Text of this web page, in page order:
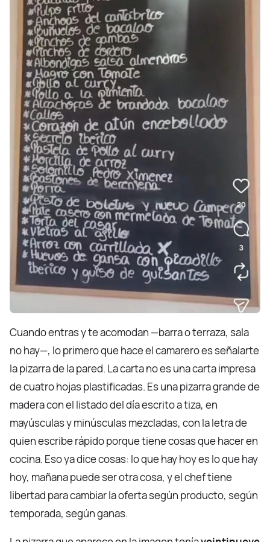
Cuando entras y te acomodan —barra o terraza, sala
no hay—, lo primero que hace el camarero es señalarte
la pizarra de la pared. La carta no es una carta impresa
de cuatro hojas plastificadas. Es una pizarra grande de
madera con el listado del día escrito a tiza, en
mayúsculas y minúsculas mezcladas, con la letra de
quien escribe rápido porque tiene cosas que hacer en
cocina. Eso ya dice cosas: lo que hay hoy es lo que hay
hoy, mañana puede ser otra cosa, y el chef tiene
libertad para cambiar la oferta según producto, según
temporada, según ganas.